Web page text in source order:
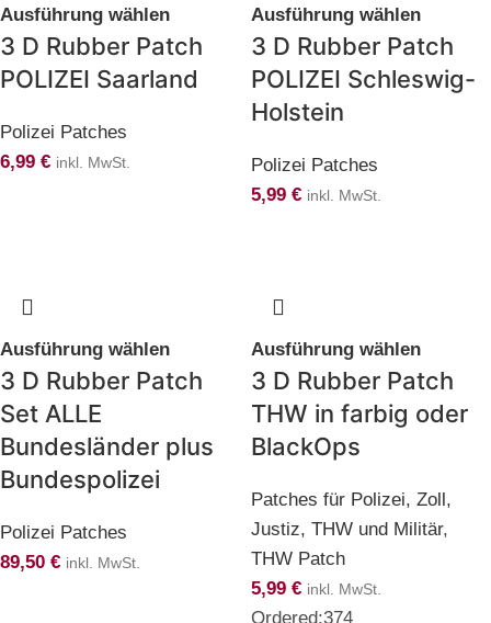
Ausführung wählen
3 D Rubber Patch
POLIZEI Saarland
Polizei Patches
6,99 € inkl. MwSt.
Ausführung wählen
3 D Rubber Patch
POLIZEI Schleswig-
Holstein
Polizei Patches
5,99 € inkl. MwSt.
Ausführung wählen
3 D Rubber Patch
Set ALLE
Bundesländer plus
Bundespolizei
Polizei Patches
89,50 € inkl. MwSt.
Ausführung wählen
3 D Rubber Patch
THW in farbig oder
BlackOps
Patches für Polizei, Zoll,
Justiz, THW und Militär,
THW Patch
5,99 € inkl. MwSt.
Ordered:374